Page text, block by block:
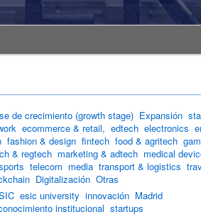
de crecimiento (growth stage) Expansión
ecommerce & retail, edtech electronics
fashion & design fintech food & agritech
& regtech marketing & adtech medical
telecom media transport & logistics
Digitalización Otras
esic university innovación Madrid
institucional startups